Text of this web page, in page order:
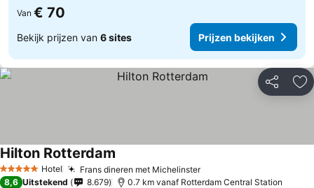
Van € 70
Bekijk prijzen van 6 sites Prijzen bekijken
Delen
5 Sterren Hotel Frans dineren met Michelinster
Hilton Rotterdam
8,6 Uitstekend 8.679 0.7 km vanaf Rotterdam Central Station